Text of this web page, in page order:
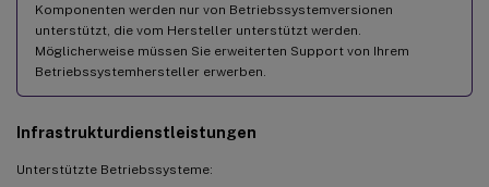
Komponenten werden nur von Betriebssystemversionen
unterstützt, die vom Hersteller unterstützt werden.
Möglicherweise müssen Sie erweiterten Support von Ihrem
Betriebssystemhersteller erwerben.
Infrastrukturdienstleistungen
Unterstützte Betriebssysteme: